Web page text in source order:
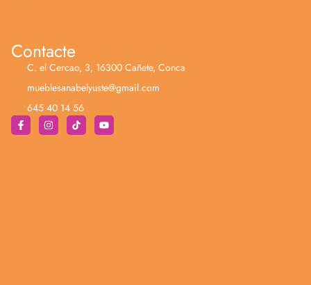
Contacte
C. el Cercao, 3, 16300 Cañete, Conca
mueblesanabelyuste@gmail.com
645 40 14 56